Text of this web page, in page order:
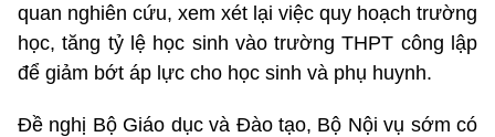
quan nghiên cứu, xem xét lại việc quy hoạch trường
học, tăng tỷ lệ học sinh vào trường THPT công lập
để giảm bớt áp lực cho học sinh và phụ huynh.
Đề nghị Bộ Giáo dục và Đào tạo, Bộ Nội vụ sớm có